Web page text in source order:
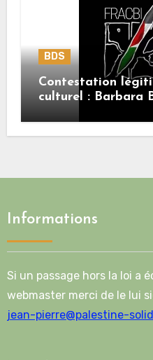
BDS
Contestation
culturel : Barbara
Informations
Si un passage hors la loi a
webmaster merci de le lui
jean-pierre@palestine-